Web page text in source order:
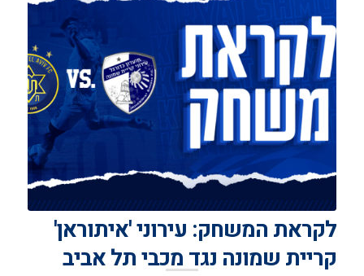
לקראת המשחק: עירוני 'איתוראן'
קריית שמונה נגד מכבי תל אביב